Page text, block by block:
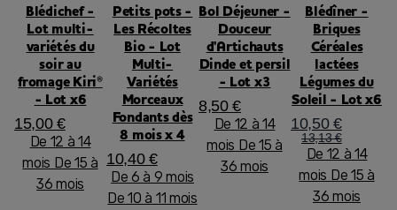
Blédichef -
Lot multi-
variétés du
soir au
fromage Kiri®
- Lot x6
15,00 €
De 12 à 14
mois De 15 à
36 mois
Petits pots -
Les Récoltes
Bio - Lot
Multi-
Variétés
Morceaux
Fondants dès
8 mois x 4
10,40 €
De 6 à 9 mois
De 10 à 11 mois
Bol Déjeuner -
Douceur
d'Artichauts
Dinde et persil
- Lot x3
8,50 €
De 12 à 14
mois De 15 à
36 mois
Blédîner -
Briques
Céréales
lactées
Légumes du
Soleil - Lot x6
10,50 €
13,13 €
De 12 à 14
mois De 15 à
36 mois